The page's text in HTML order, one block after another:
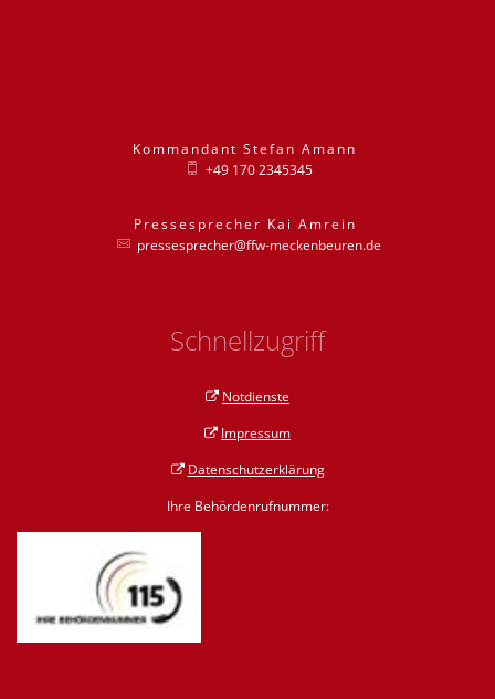
Kommandant Stefan Amann
+49 170 2345345
Pressesprecher Kai Amrein
pressesprecher@ffw-meckenbeuren.de
Schnellzugriff
Notdienste
Impressum
Datenschutzerklärung
Ihre Behördenrufnummer: